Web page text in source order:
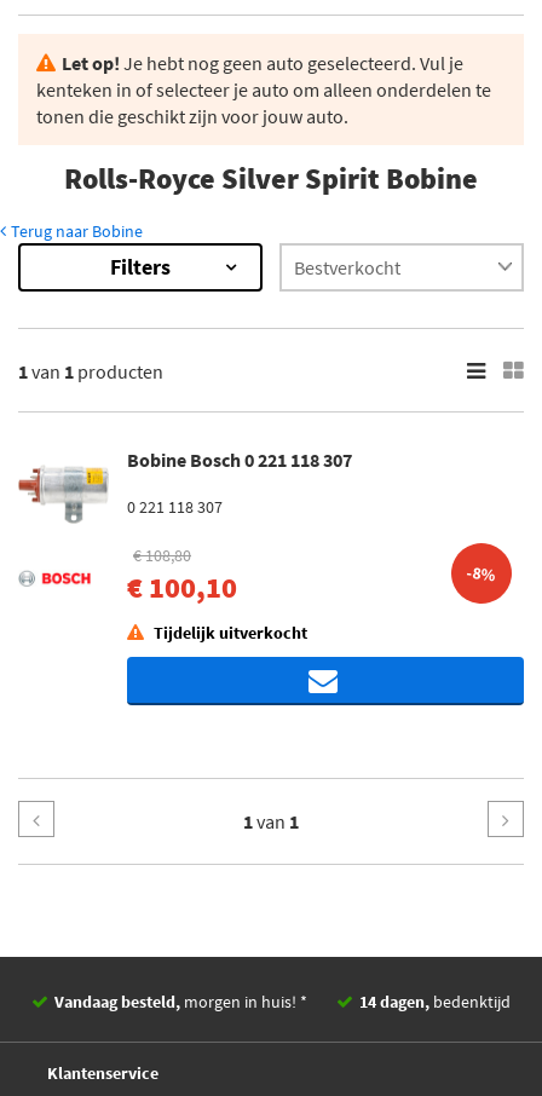
Let op! Je hebt nog geen auto geselecteerd. Vul je
kenteken in of selecteer je auto om alleen onderdelen te
tonen die geschikt zijn voor jouw auto.
Rolls-Royce Silver Spirit Bobine
Terug naar Bobine
Filters
1van 1 producten
Bobine Bosch 0 221 118 307
0 221 118 307
€ 108,80
€ 100,10 -8%
Tijdelijk uitverkocht
1van 1
Vandaag besteld, morgen in huis! * 14 dagen, bedenktijd
Klantenservice